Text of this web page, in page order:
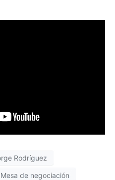
Rodríguez
Mesa de negociación